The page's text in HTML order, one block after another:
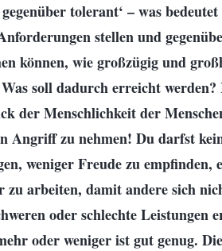
tolerant‘ – was
stellen und
können, wie großzügig und
soll dadurch erreicht
der Menschlichkeit der
Angriff zu nehmen! Du darfst
weniger Freude zu empfinden,
zu arbeiten, damit andere sich
oder schlechte
oder weniger ist gut genug.